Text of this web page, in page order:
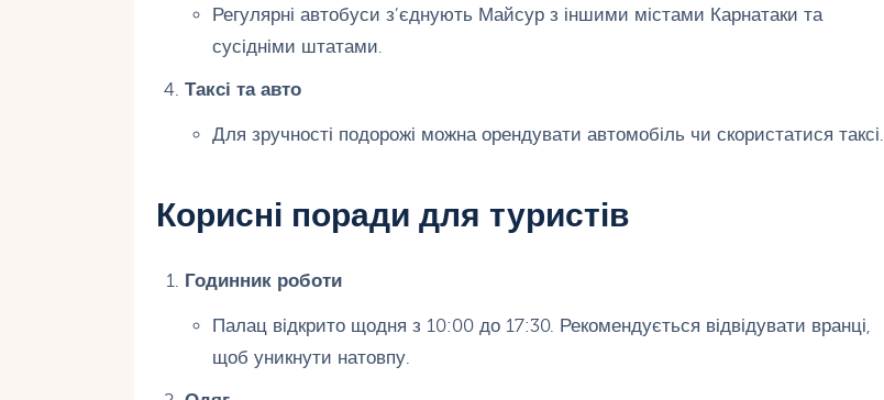
Регулярні автобуси з’єднують Майсур з іншими містами Карнатаки та
сусідніми штатами.
Таксі та авто
Для зручності подорожі можна орендувати автомобіль чи скористатися таксі.
Корисні поради для туристів
Годинник роботи
Палац відкрито щодня з 10:00 до 17:30. Рекомендується відвідувати вранці,
щоб уникнути натовпу.